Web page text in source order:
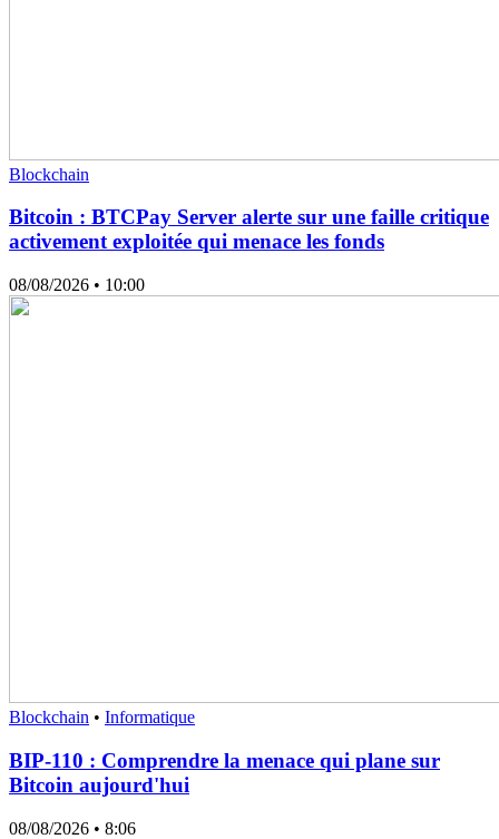
Blockchain
Bitcoin : BTCPay Server alerte sur une faille critique
activement exploitée qui menace les fonds
08/08/2026 • 10:00
Blockchain • Informatique
BIP-110 : Comprendre la menace qui plane sur
Bitcoin aujourd'hui
08/08/2026 • 8:06